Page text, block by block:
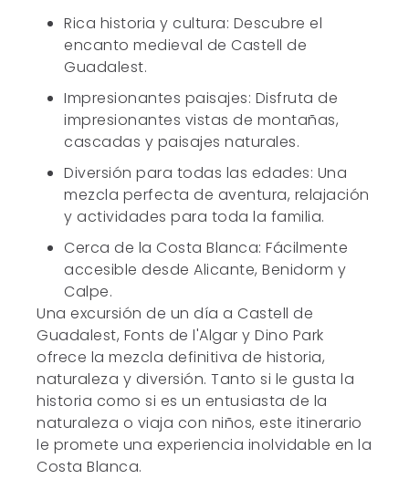
Rica historia y cultura: Descubre el
encanto medieval de Castell de
Guadalest.
Impresionantes paisajes: Disfruta de
impresionantes vistas de montañas,
cascadas y paisajes naturales.
Diversión para todas las edades: Una
mezcla perfecta de aventura, relajación
y actividades para toda la familia.
Cerca de la Costa Blanca: Fácilmente
accesible desde Alicante, Benidorm y
Calpe.
Una excursión de un día a Castell de
Guadalest, Fonts de l'Algar y Dino Park
ofrece la mezcla definitiva de historia,
naturaleza y diversión. Tanto si le gusta la
historia como si es un entusiasta de la
naturaleza o viaja con niños, este itinerario
le promete una experiencia inolvidable en la
Costa Blanca.